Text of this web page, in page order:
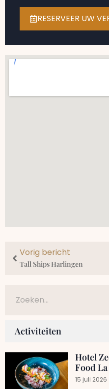
RESERVEER UW
Vorig bericht
Tall Ships Harlingen
Activiteiten
Hotel
Food
15 juli 2026